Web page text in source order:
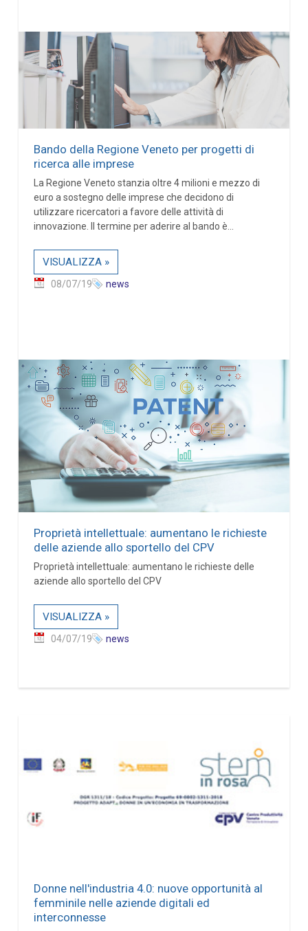
Bando della Regione Veneto per progetti di
ricerca alle imprese
La Regione Veneto stanzia oltre 4 milioni e mezzo di
euro a sostegno delle imprese che decidono di
utilizzare ricercatori a favore delle attività di
innovazione. Il termine per aderire al bando è...
VISUALIZZA »
08/07/19 news
Proprietà intellettuale: aumentano le richieste
delle aziende allo sportello del CPV
Proprietà intellettuale: aumentano le richieste delle
aziende allo sportello del CPV
VISUALIZZA »
04/07/19 news
Donne nell'industria 4.0: nuove opportunità al
femminile nelle aziende digitali ed
interconnesse